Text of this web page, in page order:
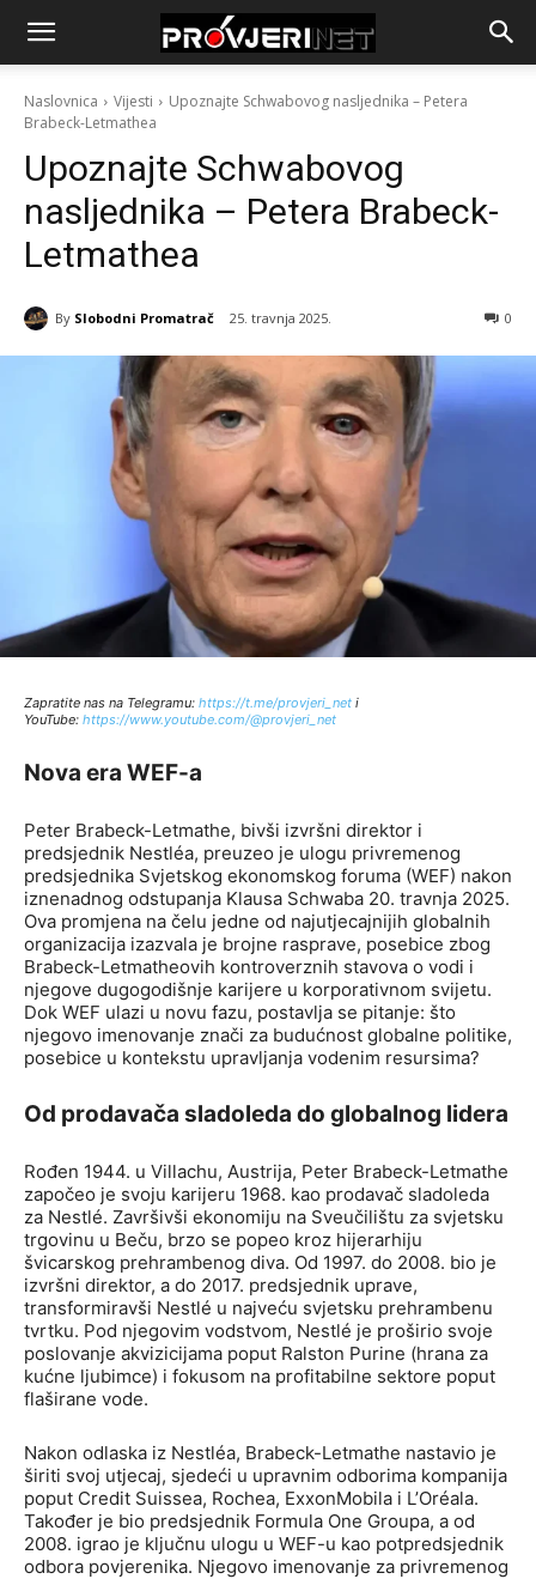
Naslovnica Vijesti
Upoznajte Schwabovog nasljednika – Petera
Brabeck-Letmathea
Upoznajte Schwabovog
nasljednika – Petera Brabeck-
Letmathea
By Slobodni Promatrač 25. travnja 2025. 0
Zapratite nas na Telegramu: https://t.me/provjeri_net i
YouTube: https://www.youtube.com/@provjeri_net
Nova era WEF-a
Peter Brabeck-Letmathe, bivši izvršni direktor i
predsjednik Nestléa, preuzeo je ulogu privremenog
predsjednika Svjetskog ekonomskog foruma (WEF) nakon
iznenadnog odstupanja Klausa Schwaba 20. travnja 2025.
Ova promjena na čelu jedne od najutjecajnijih globalnih
organizacija izazvala je brojne rasprave, posebice zbog
Brabeck-Letmatheovih kontroverznih stavova o vodi i
njegove dugogodišnje karijere u korporativnom svijetu.
Dok WEF ulazi u novu fazu, postavlja se pitanje: što
njegovo imenovanje znači za budućnost globalne politike,
posebice u kontekstu upravljanja vodenim resursima?
Od prodavača sladoleda do globalnog lidera
Rođen 1944. u Villachu, Austrija, Peter Brabeck-Letmathe
započeo je svoju karijeru 1968. kao prodavač sladoleda
za Nestlé. Završivši ekonomiju na Sveučilištu za svjetsku
trgovinu u Beču, brzo se popeo kroz hijerarhiju
švicarskog prehrambenog diva. Od 1997. do 2008. bio je
izvršni direktor, a do 2017. predsjednik uprave,
transformiravši Nestlé u najveću svjetsku prehrambenu
tvrtku. Pod njegovim vodstvom, Nestlé je proširio svoje
poslovanje akvizicijama poput Ralston Purine (hrana za
kućne ljubimce) i fokusom na profitabilne sektore poput
flaširane vode.
Nakon odlaska iz Nestléa, Brabeck-Letmathe nastavio je
širiti svoj utjecaj, sjedeći u upravnim odborima kompanija
poput Credit Suissea, Rochea, ExxonMobila i L’Oréala.
Također je bio predsjednik Formula One Groupa, a od
2008. igrao je ključnu ulogu u WEF-u kao potpredsjednik
odbora povjerenika. Njegovo imenovanje za privremenog